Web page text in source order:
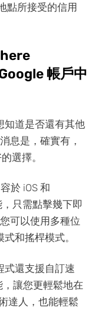
點所接受的信用
帳戶中
知道是否還有其他
息是，確實有，
選擇。
於 iOS 和
只需點擊幾下即
可以使用多種位
和搖桿模式。
式還支援自訂速
讓您更輕鬆地在
達人，也能輕鬆